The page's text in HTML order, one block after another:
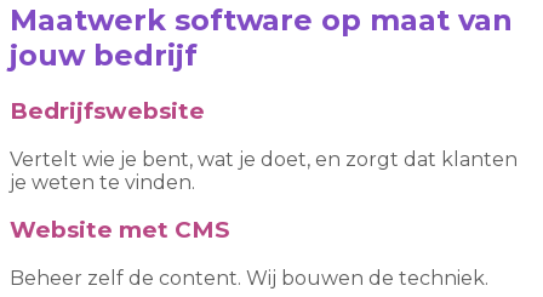
Maatwerk software op maat van
jouw bedrijf
Bedrijfswebsite
Vertelt wie je bent, wat je doet, en zorgt dat klanten
je weten te vinden.
Website met CMS
Beheer zelf de content. Wij bouwen de techniek.